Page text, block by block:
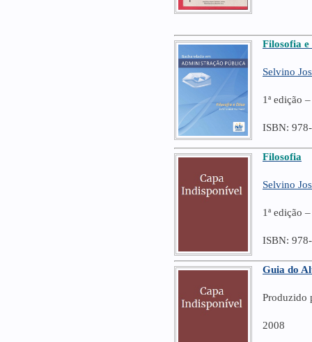
Filosofia e
Selvino
1ª edição
ISBN:
Filosofia
Selvino
1ª edição
ISBN:
Guia do
Produzido
2008